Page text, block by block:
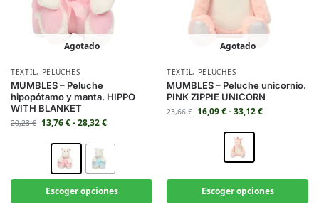
Agotado
TEXTIL, PELUCHES
MUMBLES – Peluche
hipopótamo y manta. HIPPO
WITH BLANKET
20,23€ 13,76€-28,32€
Escoger opciones
Agotado
TEXTIL, PELUCHES
MUMBLES – Peluche unicornio.
PINK ZIPPIE UNICORN
23,66€ 16,09€-33,12€
Escoger opciones